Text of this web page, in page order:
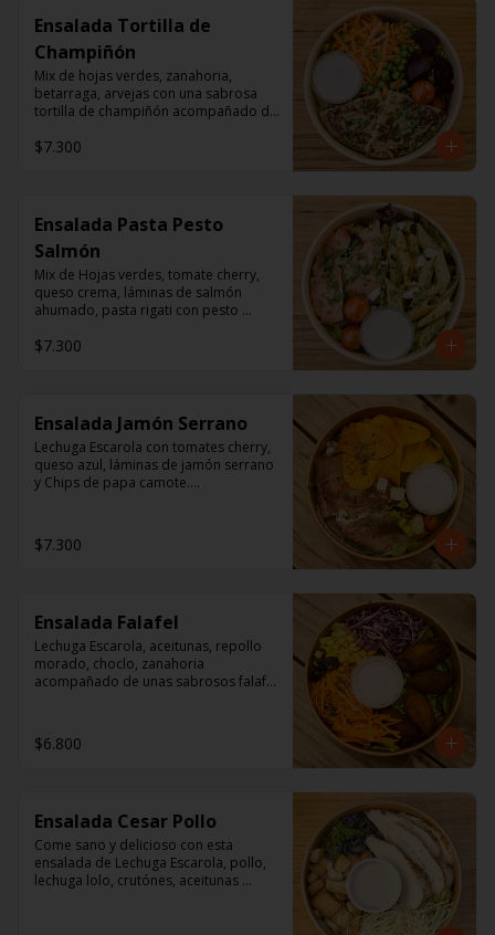
Ensalada Tortilla de
Champiñón
Mix de hojas verdes, zanahoria,
betarraga, arvejas con una sabrosa
tortilla de champiñón acompañado de
limón, sal, cúrcuma, comino y
$7.300
Ensalada Pasta Pesto
Salmón
Mix de Hojas verdes, tomate cherry,
queso crema, láminas de salmón
ahumado, pasta rigati con pesto
mayonesa, jugo de limón, sal,
$7.300
Ensalada Jamón Serrano
Lechuga Escarola con tomates cherry,
queso azul, láminas de jamón serrano
y Chips de papa camote.
$7.300
Ensalada Falafel
Lechuga Escarola, aceitunas, repollo
morado, choclo, zanahoria
acompañado de unas sabrosos falafel
Aderezo a base de mayonesa.
$6.800
Ensalada Cesar Pollo
Come sano y delicioso con esta
ensalada de Lechuga Escarola, pollo,
lechuga lolo, crutónes, aceitunas